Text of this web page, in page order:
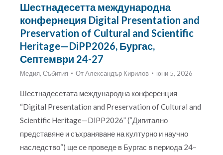
Шестнадесетта международна
конфернеция Digital Presentation and
Preservation of Cultural and Scientific
Heritage—DiPP2026, Бургас,
Септември 24-27
Медия, Събития ОтАлександър Кирилов юни 5, 2026
Шестнадесетата международна конференция
“Digital Presentation and Preservation of Cultural and
Scientific Heritage—DiPP2026” (“Дигитално
представяне и съхраняване на културно и научно
наследство“) ще се проведе в Бургас в периода 24–